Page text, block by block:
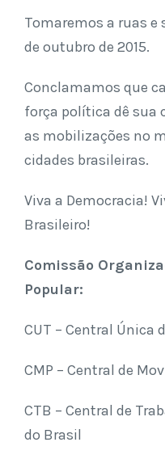
Tomaremos a ruas e
de outubro de 2015.
Conclamamos que
força política dê sua
as mobilizações no
cidades brasileiras.
Viva a Democracia!
Brasileiro!
Comissão
Popular:
CUT – Central Única
CMP – Central de
CTB – Central de
do Brasil